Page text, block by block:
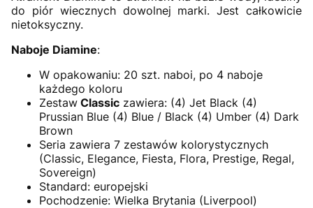
do piór wiecznych dowolnej marki. Jest całkowicie
nietoksyczny.
Naboje Diamine:
W opakowaniu: 20 szt. naboi, po 4 naboje
każdego koloru
Zestaw Classic zawiera: (4) Jet Black (4)
Prussian Blue (4) Blue / Black (4) Umber (4) Dark
Brown
Seria zawiera 7 zestawów kolorystycznych
(Classic, Elegance, Fiesta, Flora, Prestige, Regal,
Sovereign)
Standard: europejski
Pochodzenie: Wielka Brytania (Liverpool)